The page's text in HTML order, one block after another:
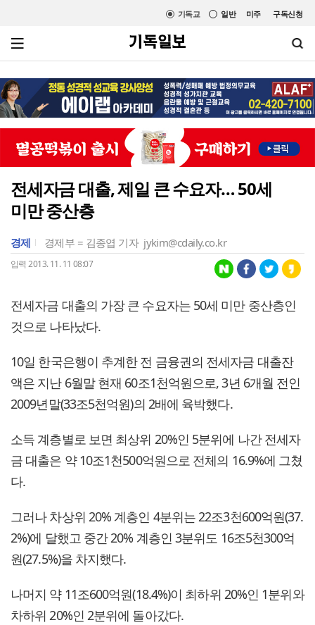
미주 구독신청
일반
기독교
전세자금 대출, 제일 큰 수요자… 50세
미만 중산층
경제 경제부 = 김종엽 기자 jykim@cdaily.co.kr
입력 2013. 11. 11 08:07
전세자금 대출의 가장 큰 수요자는 50세 미만 중산층인
것으로 나타났다.
10일 한국은행이 추계한 전 금융권의 전세자금 대출잔
액은 지난 6월말 현재 60조1천억원으로, 3년 6개월 전인
2009년말(33조5천억원)의 2배에 육박했다.
소득 계층별로 보면 최상위 20%인 5분위에 나간 전세자
금 대출은 약 10조1천500억원으로 전체의 16.9%에 그쳤
다.
그러나 차상위 20% 계층인 4분위는 22조3천600억원(37.
2%)에 달했고 중간 20% 계층인 3분위도 16조5천300억
원(27.5%)을 차지했다.
나머지 약 11조600억원(18.4%)이 최하위 20%인 1분위와
차하위 20%인 2분위에 돌아갔다.